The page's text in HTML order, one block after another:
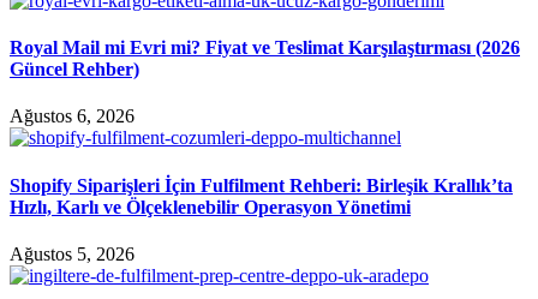
Royal Mail mi Evri mi? Fiyat ve Teslimat Karşılaştırması (2026
Güncel Rehber)
Ağustos 6, 2026
Shopify Siparişleri İçin Fulfilment Rehberi: Birleşik Krallık’ta
Hızlı, Karlı ve Ölçeklenebilir Operasyon Yönetimi
Ağustos 5, 2026